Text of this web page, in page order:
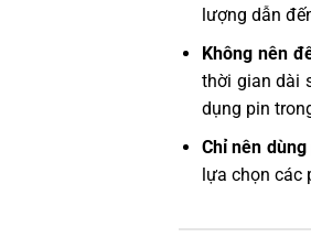
lượng dẫn
Không nên
thời gian dài
dụng pin
Chỉ nên
lựa chọn các